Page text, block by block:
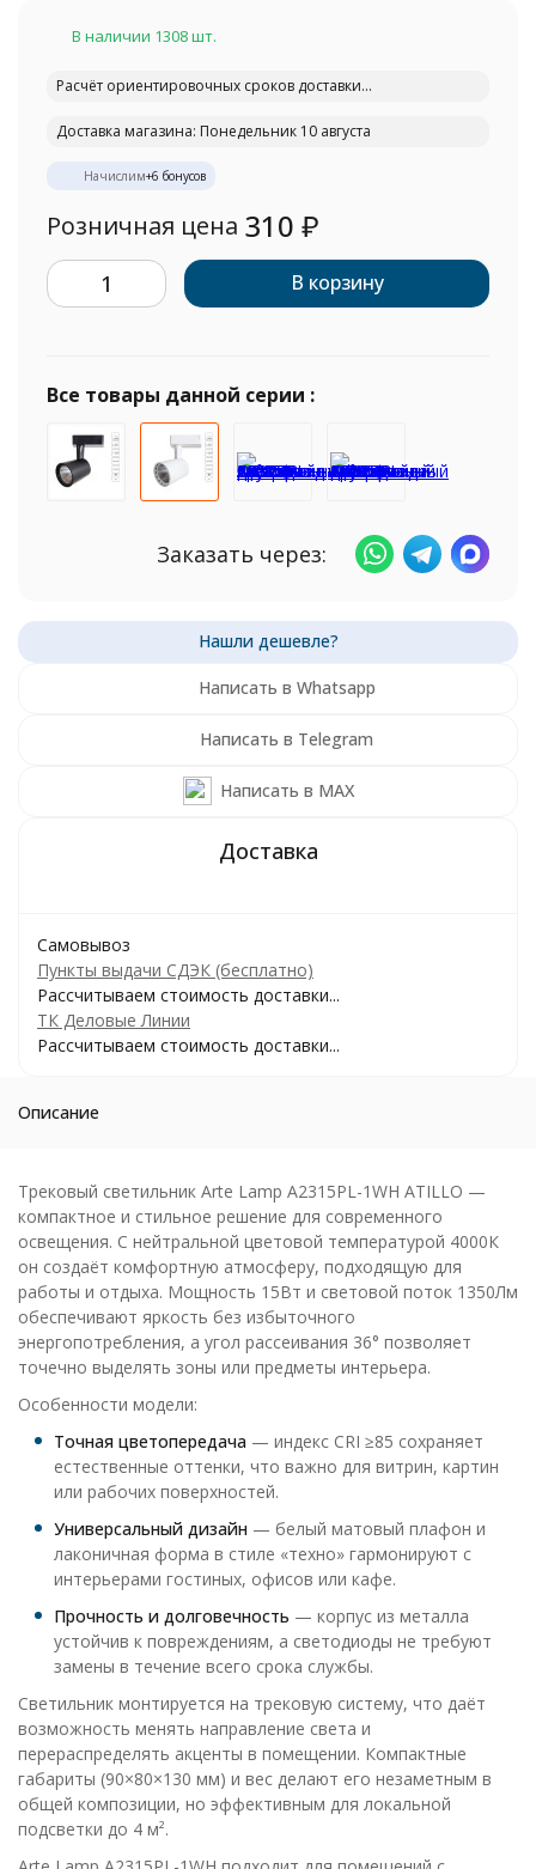
В наличии 1308 шт.
Расчёт ориентировочных сроков доставки...
Доставка магазина: Понедельник 10 августа
Начислим+6 бонусов
Розничная цена 310 ₽
В корзину
Все товары данной серии :
Заказать через:
Написать в Whatsapp
Написать в Telegram
Написать в MAX
Самовывоз
Пункты выдачи СДЭК (бесплатно)
Рассчитываем стоимость доставки...
ТК Деловые Линии
Рассчитываем стоимость доставки...
Описание
Трековый светильник Arte Lamp A2315PL-1WH ATILLO —
компактное и стильное решение для современного
освещения. С нейтральной цветовой температурой 4000К
он создаёт комфортную атмосферу, подходящую для
работы и отдыха. Мощность 15Вт и световой поток 1350Лм
обеспечивают яркость без избыточного
энергопотребления, а угол рассеивания 36° позволяет
точечно выделять зоны или предметы интерьера.
Особенности модели:
Точная цветопередача — индекс CRI ≥85 сохраняет
естественные оттенки, что важно для витрин, картин
или рабочих поверхностей.
Универсальный дизайн — белый матовый плафон и
лаконичная форма в стиле «техно» гармонируют с
интерьерами гостиных, офисов или кафе.
Прочность и долговечность — корпус из металла
устойчив к повреждениям, а светодиоды не требуют
замены в течение всего срока службы.
Светильник монтируется на трековую систему, что даёт
возможность менять направление света и
перераспределять акценты в помещении. Компактные
габариты (90×80×130 мм) и вес делают его незаметным в
общей композиции, но эффективным для локальной
подсветки до 4 м².